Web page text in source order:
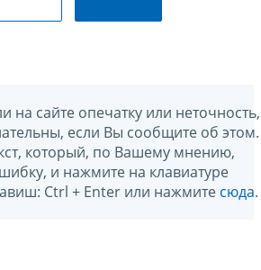
на сайте опечатку или неточность,
если Вы сообщите об этом.
который, по Вашему мнению,
и нажмите на клавиатуре
Ctrl + Enter или нажмите сюда.